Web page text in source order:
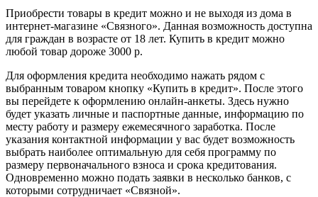
Приобрести товары в кредит можно и не выходя из дома в
интернет-магазине «Связного». Данная возможность доступна
для граждан в возрасте от 18 лет. Купить в кредит можно
любой товар дороже 3000 р.
Для оформления кредита необходимо нажать рядом с
выбранным товаром кнопку «Купить в кредит». После этого
вы перейдете к оформлению онлайн-анкеты. Здесь нужно
будет указать личные и паспортные данные, информацию по
месту работу и размеру ежемесячного заработка. После
указания контактной информации у вас будет возможность
выбрать наиболее оптимальную для себя программу по
размеру первоначального взноса и срока кредитования.
Одновременно можно подать заявки в несколько банков, с
которыми сотрудничает «Связной».